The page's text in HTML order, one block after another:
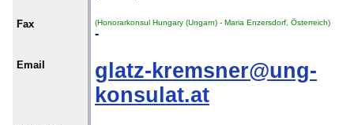
Fax (Honorarkonsul Hungary (Ungarn) - Maria Enzersdorf, Österreich)
-
Email
glatz-kremsner@ung-
konsulat.at